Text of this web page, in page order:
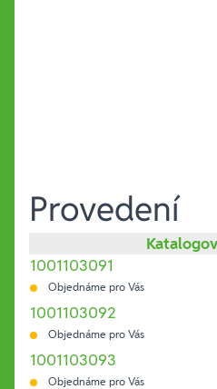
Provedení
1001103091
Objednáme pro Vás
1001103092
Objednáme pro Vás
1001103093
Objednáme pro Vás